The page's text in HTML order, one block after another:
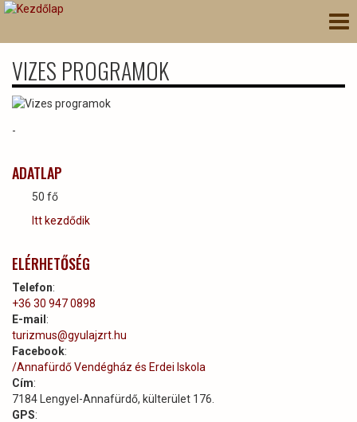
Ugrás
VIZES PROGRAMOK
-
ADATLAP
50 fő
Itt kezdődik
ELÉRHETŐSÉG
Telefon:
+36 30 947 0898
E-mail :
turizmus@gyulajzrt.hu
Facebook:
/Annafürdő Vendégház és Erdei Iskola
Cím:
7184 Lengyel-Annafürdő, külterület 176.
GPS: